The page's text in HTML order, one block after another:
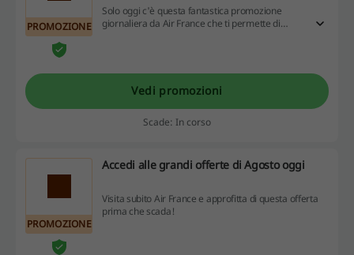
PROMOZIONE
Solo oggi c'è questa fantastica promozione
giornaliera da Air France che ti permette di
Vedi promozioni
Scade: In corso
PROMOZIONE
Accedi alle grandi offerte di Agosto oggi
Visita subito Air France e approfitta di questa offerta
prima che scada!